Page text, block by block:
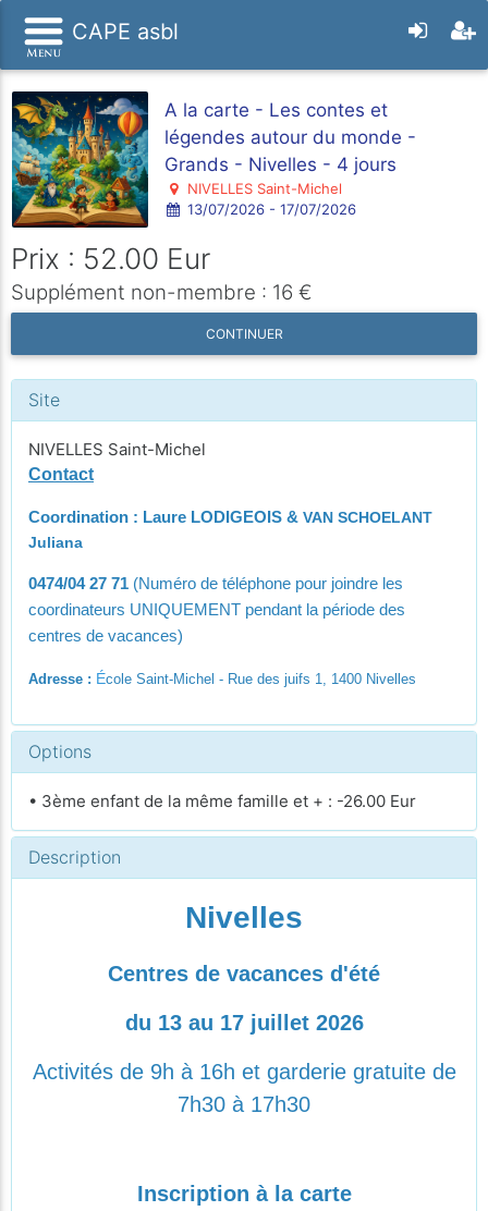
CAPE asbl
A la carte - Les contes et
légendes autour du monde -
Grands - Nivelles - 4 jours
NIVELLES Saint-Michel
13/07/2026 - 17/07/2026
Prix : 52.00 Eur
Supplément non-membre : 16 €
CONTINUER
Site
NIVELLES Saint-Michel
Contact
Coordination : Laure LODIGEOIS & VAN SCHOELANT
Juliana
0474/04 27 71 (Numéro de téléphone pour joindre les
coordinateurs UNIQUEMENT pendant la période des
centres de vacances)
Adresse : École Saint-Michel - Rue des juifs 1, 1400 Nivelles
Options
• 3ème enfant de la même famille et + : -26.00 Eur
Description
Nivelles
Centres de vacances d'été
du 13 au 17 juillet 2026
Activités de 9h à 16h et garderie gratuite de
7h30 à 17h30
Inscription à la carte